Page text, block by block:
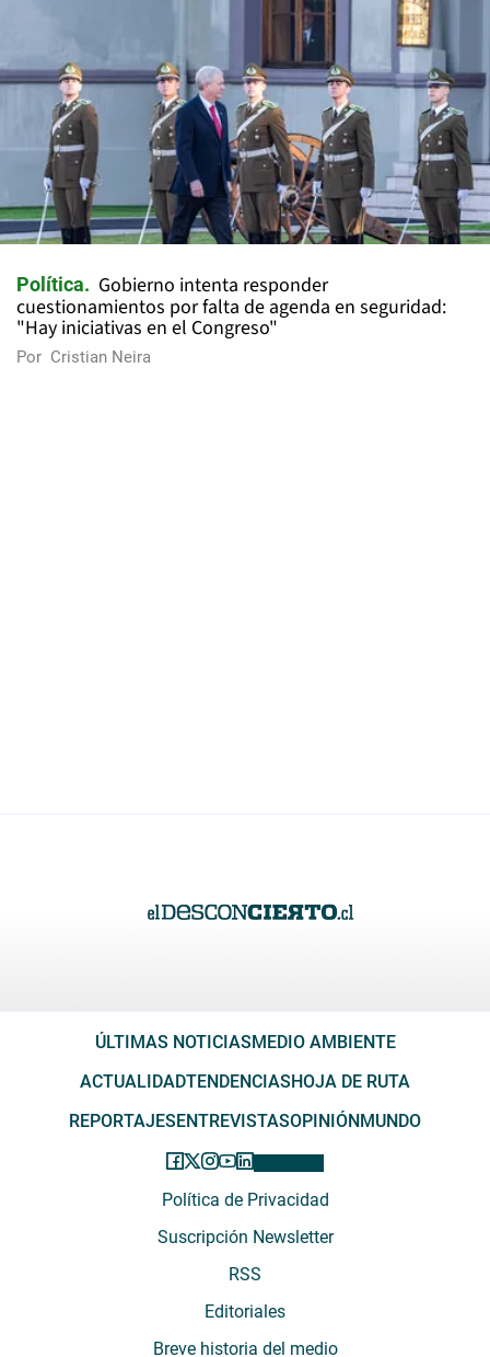
Política
Gobierno intenta responder
cuestionamientos por falta de agenda en seguridad:
"Hay iniciativas en el Congreso"
Por Cristian Neira
ÚLTIMAS NOTICIASMEDIO AMBIENTE
ACTUALIDADTENDENCIASHOJA DE RUTA
REPORTAJESENTREVISTASOPINIÓNMUNDO
Política de Privacidad
Suscripción Newsletter
RSS
Editoriales
Breve historia del medio